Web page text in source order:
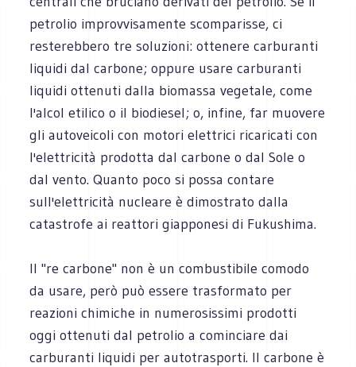
petrolio improvvisamente scomparisse, ci
resterebbero tre soluzioni: ottenere carburanti
liquidi dal carbone; oppure usare carburanti
liquidi ottenuti dalla biomassa vegetale, come
l'alcol etilico o il biodiesel; o, infine, far muovere
gli autoveicoli con motori elettrici ricaricati con
l'elettricità prodotta dal carbone o dal Sole o
dal vento. Quanto poco si possa contare
sull'elettricità nucleare è dimostrato dalla
catastrofe ai reattori giapponesi di Fukushima.
Il "re carbone" non è un combustibile comodo
da usare, però può essere trasformato per
reazioni chimiche in numerosissimi prodotti
oggi ottenuti dal petrolio a cominciare dai
carburanti liquidi per autotrasporti. Il carbone è